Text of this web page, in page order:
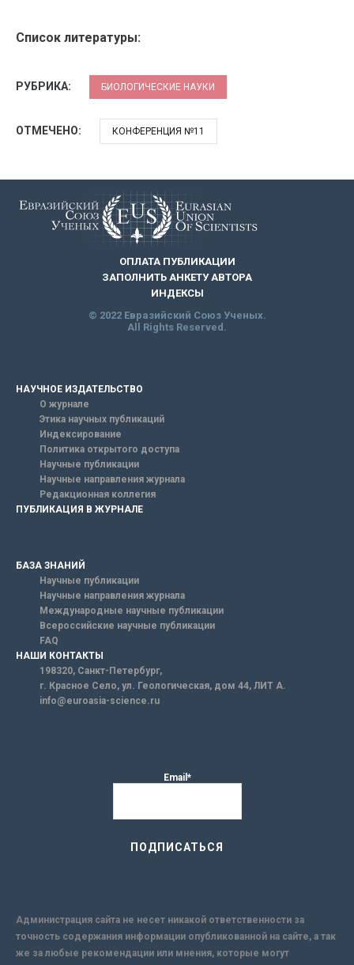
Список литературы:
РУБРИКА: БИОЛОГИЧЕСКИЕ НАУКИ
ОТМЕЧЕНО: КОНФЕРЕНЦИЯ №11
ОПЛАТА ПУБЛИКАЦИИ
ЗАПОЛНИТЬ АНКЕТУ АВТОРА
ИНДЕКСЫ
© 2022 Евразийский Союз Ученых.
All Rights Reserved.
НАУЧНОЕ ИЗДАТЕЛЬСТВО
О журнале
Этика научных публикаций
Индексирование
Политика открытого доступа
Научные публикации
Научные направления журнала
Редакционная коллегия
ПУБЛИКАЦИЯ В ЖУРНАЛЕ
БАЗА ЗНАНИЙ
Научные публикации
Научные направления журнала
Международные научные публикации
Всероссийские научные публикации
FAQ
НАШИ КОНТАКТЫ
198320, Санкт-Петербург,
г. Красное Село, ул. Геологическая, дом 44, ЛИТ А.
info@euroasia-science.ru
Email*
Администрация сайта не несет никакой ответственности за
точность содержания информации опубликованной на сайте, а так
же за любые рекомендации или мнения, которые могут